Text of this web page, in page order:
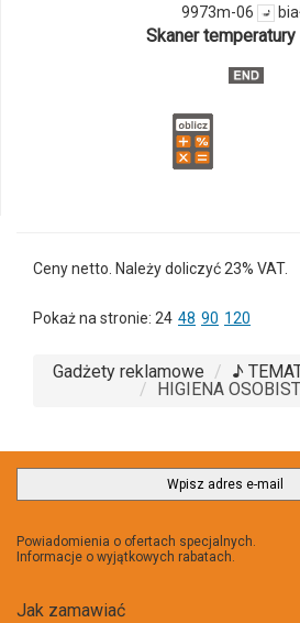
9973m-06
Skaner temperatury
Ceny netto. Należy doliczyć 23% VAT.
Pokaż na stronie: 24 48 90 120
Gadżety reklamowe ♪
HIGIENA
Powiadomienia o ofertach specjalnych.
Informacje o wyjątkowych rabatach.
Jak zamawiać